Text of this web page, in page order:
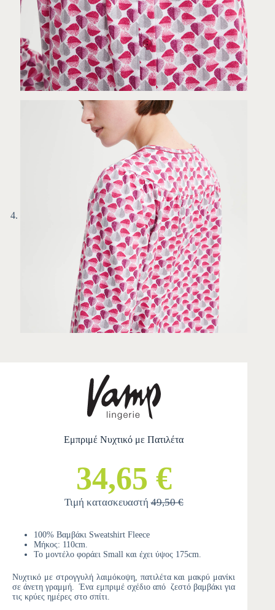
Εμπριμέ Νυχτικό με Πατιλέτα
34,65 €
Τιμή κατασκευαστή49,50 €
100% Βαμβάκι Sweatshirt Fleece
Μήκος: 110cm.
Το μοντέλο φοράει Small και έχει ύψος 175cm.
Νυχτικό με στρογγυλή λαιμόκοψη, πατιλέτα και μακρύ μανίκι
σε άνετη γραμμή. Ένα εμπριμέ σχέδιο από ζεστό βαμβάκι για
τις κρύες ημέρες στο σπίτι.